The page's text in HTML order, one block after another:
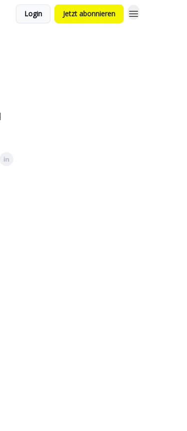
Login Jetzt abonnieren